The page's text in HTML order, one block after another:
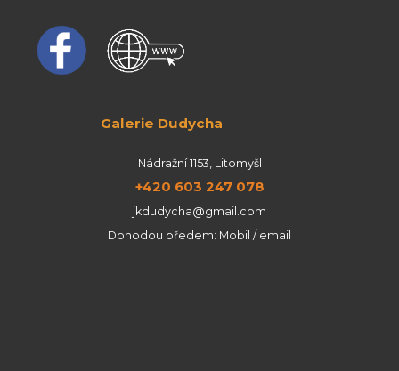
Galerie Dudycha
Nádražní 1153, Litomyšl
+420 603 247 078
jkdudycha@gmail.com
Dohodou předem: Mobil / email